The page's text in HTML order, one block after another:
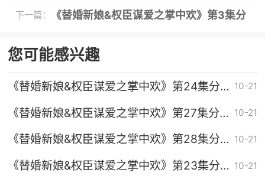
集剧情介绍
下一篇： 《替婚新娘&权臣谋爱之掌中欢》第3集分
您可能感兴趣
《替婚新娘&权臣谋爱之掌中欢》第24集分
10-21
《替婚新娘&权臣谋爱之掌中欢》第27集分
10-21
《替婚新娘&权臣谋爱之掌中欢》第28集分
10-21
《替婚新娘&权臣谋爱之掌中欢》第23集分
10-21